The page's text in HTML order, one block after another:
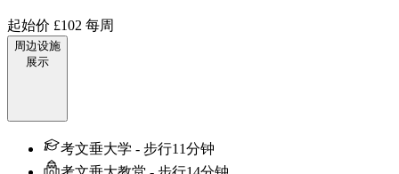
起始价 £102 每周
周边设施
展示
考文垂大学 - 步行11分钟